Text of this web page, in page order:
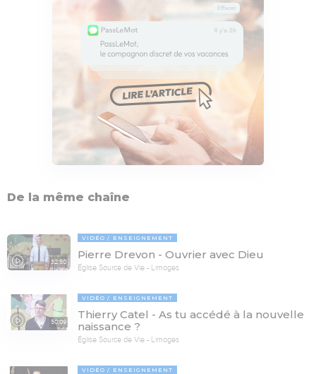
De la même chaîne
32:50
VIDÉO ENSEIGNEMENT
Pierre Drevon - Ouvrier avec Dieu
Église Source de Vie - Limoges
50:09
VIDÉO ENSEIGNEMENT
Thierry Catel - As tu accédé à la nouvelle
naissance ?
Église Source de Vie - Limoges
VIDÉO ENSEIGNEMENT